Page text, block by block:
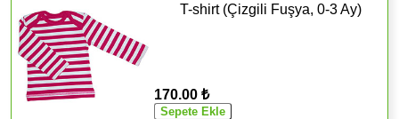
T-shirt (Çizgili Fuşya, 0-3 Ay)
170.00 ₺